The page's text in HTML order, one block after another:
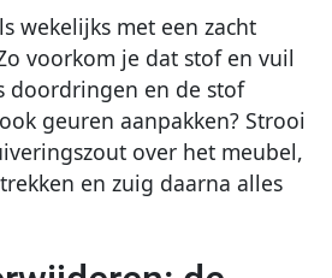
wekelijks met een zacht
voorkom je dat stof en vuil
doordringen en de stof
geuren aanpakken? Strooi
over het meubel,
en zuig daarna alles